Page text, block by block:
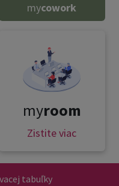
mycowork
myroom
Zistite viac
tabuľky